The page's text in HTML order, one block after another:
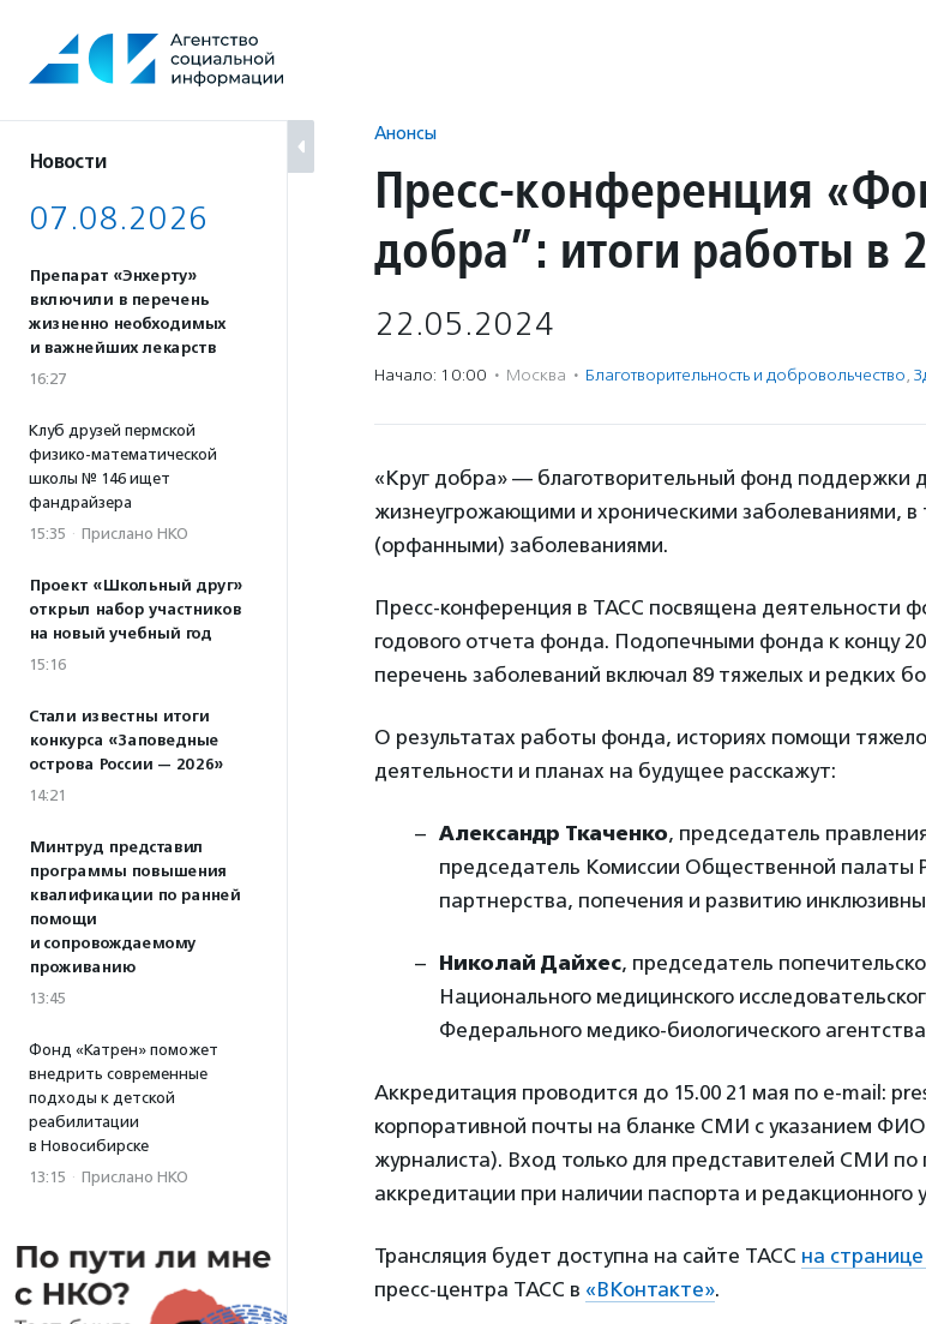
содержанию
Новости
07.08.2026
Препарат «Энхерту»
включили в перечень
жизненно необходимых
и важнейших лекарств
16:27
Клуб друзей пермской
физико-математической
школы № 146 ищет
фандрайзера
15:35 · Прислано НКО
Проект «Школьный друг»
открыл набор участников
на новый учебный год
15:16
Стали известны итоги
конкурса «Заповедные
острова России — 2026»
14:21
Минтруд представил
программы повышения
квалификации по ранней
помощи
и сопровождаемому
проживанию
13:45
Фонд «Катрен» поможет
внедрить современные
подходы к детской
реабилитации
в Новосибирске
13:15 · Прислано НКО
Анонсы
Пресс-конференция
добра”: итоги работы в
22.05.2024
Начало: 10:00 · Москва · Благотвори­тель­ность и доброволь­чест­во,
«Круг добра» — благотворительный фонд поддержки
жизнеугрожающими и хроническими заболеваниями, в
(орфанными) заболеваниями.
Пресс-конференция в ТАСС посвящена деятельности
годового отчета фонда. Подопечными фонда к концу
перечень заболеваний включал 89 тяжелых и редких
О результатах работы фонда, историях помощи
деятельности и планах на будущее расскажут:
Александр Ткаченко, председатель
председатель Комиссии Общественной палаты
партнерства, попечения и развитию
Николай Дайхес, председатель
Национального медицинского
Федерального медико-биологического агентства
Аккредитация проводится до 15.00 21 мая по e-mail:
корпоративной почты на бланке СМИ с указанием
журналиста). Вход только для представителей СМИ по
аккредитации при наличии паспорта и редакционного
Трансляция будет доступна на сайте ТАСС на странице
пресс-центра ТАСС в «ВКонтакте».